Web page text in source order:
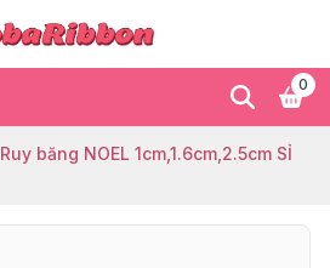
0
Ruy băng NOEL 1cm,1.6cm,2.5cm SỈ